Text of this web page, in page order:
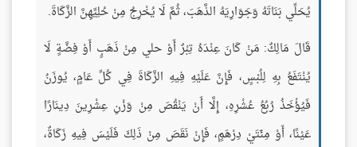
يُحَلِّي بَنَاتَهُ وَجَوَارِيَهُ الذَّهَبَ، ثُمَّ لَا يُخْرِجُ مِنْ حُلِيِّهِنَّ الزَّكَاةَ.
قَالَ مَالِكٌ: مَنْ كَانَ عِنْدَهُ تِبْرٌ أَوْ حلي مِنْ ذَهَبٍ أَوْ فِضَّةٍ لَا
يُنْتَفَعُ بِهِ لِلُبْسٍ، فَإِنَّ عَلَيْهِ فِيهِ الزَّكَاةَ فِي كُلِّ عَامٍ، يُوزَنُ
فَيُؤْخَذُ رُبُعُ عُشْرِهِ، إِلَّا أَنْ يَنْقُصَ مِنْ وَزْنِ عِشْرِينَ دِينَارًا
عَيْنًا، أَوْ مِئَتَيْ دِرْهَمٍ، فَإِنْ نَقَصَ مِنْ ذَلِكَ فَلَيْسَ فِيهِ زَكَاةٌ،